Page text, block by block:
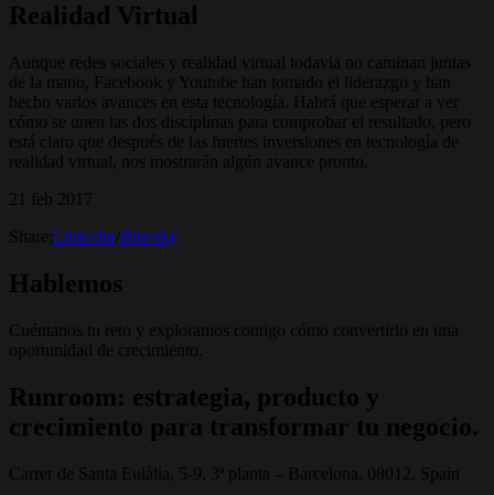
Realidad Virtual
Aunque redes sociales y realidad virtual todavía no caminan juntas
de la mano, Facebook y Youtube han tomado el liderazgo y han
hecho varios avances en esta tecnología. Habrá que esperar a ver
cómo se unen las dos disciplinas para comprobar el resultado, pero
está claro que después de las fuertes inversiones en tecnología de
realidad virtual, nos mostrarán algún avance pronto.
21 feb 2017
Share: Linkedin Bluesky
Hablemos
Cuéntanos tu reto y exploramos contigo cómo convertirlo en una
oportunidad de crecimiento.
Runroom: estrategia, producto y
crecimiento para transformar tu negocio.
Carrer de Santa Eulàlia, 5-9, 3ª planta – Barcelona, 08012, Spain